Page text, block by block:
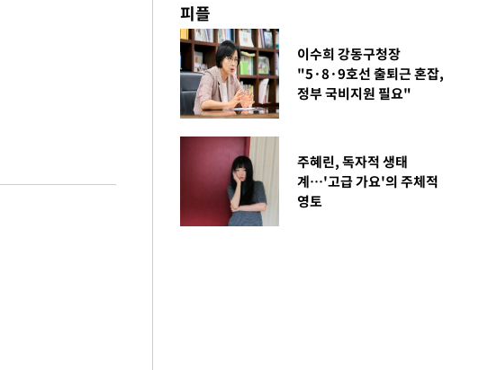
피플
이수희 강동구청장
"5·8·9호선 출퇴근 혼잡,
정부 국비지원 필요"
주혜린, 독자적 생태
계…'고급 가요'의 주체적
영토